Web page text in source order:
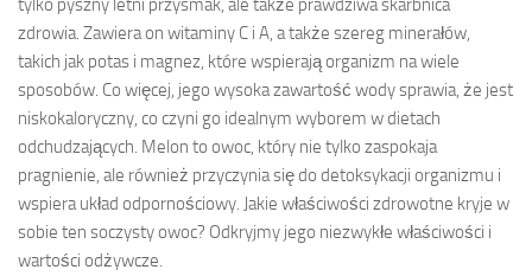
tylko pyszny letni przysmak, ale także prawdziwa skarbnica
zdrowia. Zawiera on witaminy C i A, a także szereg minerałów,
takich jak potas i magnez, które wspierają organizm na wiele
sposobów. Co więcej, jego wysoka zawartość wody sprawia, że jest
niskokaloryczny, co czyni go idealnym wyborem w dietach
odchudzających. Melon to owoc, który nie tylko zaspokaja
pragnienie, ale również przyczynia się do detoksykacji organizmu i
wspiera układ odpornościowy. Jakie właściwości zdrowotne kryje w
sobie ten soczysty owoc? Odkryjmy jego niezwykłe właściwości i
wartości odżywcze.